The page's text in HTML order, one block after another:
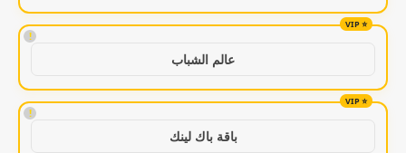
!
عالم الشباب
!
باقة باك لينك